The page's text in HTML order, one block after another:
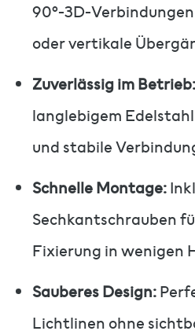
90°-3D-
oder vertikale
Zuverlässig im Betrieb:
langlebigem
und stabile
Schnelle Montage:
Sechkantschrauben
Fixierung in wenigen
Sauberes Design:
Lichtlinen ohne